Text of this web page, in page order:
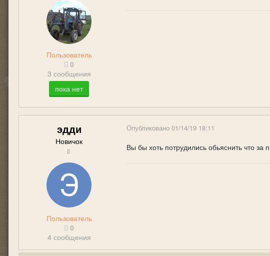
Пользователь
0
3 сообщения
пока нет
эдди
Новичок
Пользователь
0
4 сообщения
Опубликовано 01/14/19 18:11
Вы бы хоть потрудились обьяснить что за